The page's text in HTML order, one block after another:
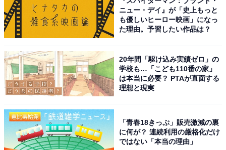
全6種
「エイリアン」
「ブルズアイ」
「ハム」
「スマーティー・パンツ」
「スナッピー」
「アトラス」
ニュー・デイ』が「史上もっと
も優しいヒーロー映画」になっ
た理由。予習したい作品は？
20年間「駆け込み実績ゼロ」の
学校も…「こども110番の家」
は本当に必要？ PTAが直面する
理想と現実
「青春18きっぷ」販売激減の裏
に何が？ 連続利用の厳格化だけ
ではない「本当の理由」